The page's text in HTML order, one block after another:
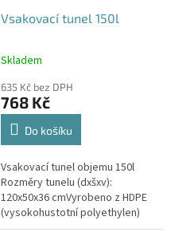
Vsakovací tunel 150l
Průměrné
produktu
je
4,6
hvězdiček.
Skladem
635 Kč bez DPH
768 Kč
Do košíku
Vsakovací tunel objemu 150l
Rozměry tunelu (dxšxv):
120x50x36 cmVyrobeno z HDPE
(vysokohustotní polyethylen)
Nosnost bloků až 3,5t - možno